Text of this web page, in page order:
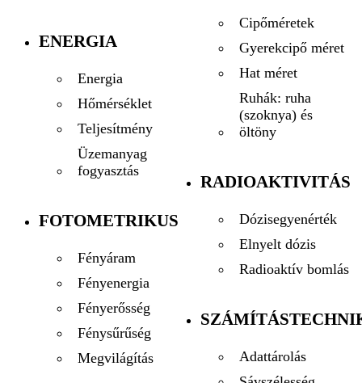
ENERGIA
Energia
Hőmérséklet
Teljesítmény
Üzemanyag
fogyasztás
FOTOMETRIKUS
Fényáram
Fényenergia
Fényerősség
Fénysűrűség
Megvilágítás
Cipőméretek
Gyerekcipő méret
Hat méret
Ruhák: ruha
(szoknya) és
öltöny
RADIOAKTIVITÁS
Dózisegyenérték
Elnyelt dózis
Radioaktív bomlás
Adattárolás